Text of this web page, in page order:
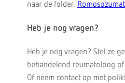
naar de folder:
Heb je nog vragen?
Heb je nog vragen? Stel ze
behandelend reumatoloog
Of neem contact op met